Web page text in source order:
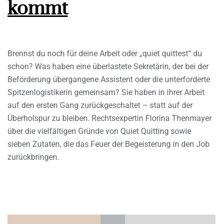
kommt
Brennst du noch für deine Arbeit oder „quiet quittest“ du
schon? Was haben eine überlastete Sekretärin, der bei der
Beförderung übergangene Assistent oder die unterforderte
Spitzenlogistikerin gemeinsam? Sie haben in ihrer Arbeit
auf den ersten Gang zurückgeschaltet – statt auf der
Überholspur zu bleiben. Rechtsexpertin Florina Thenmayer
über die vielfältigen Gründe von Quiet Quitting sowie
sieben Zutaten, die das Feuer der Begeisterung in den Job
zurückbringen.